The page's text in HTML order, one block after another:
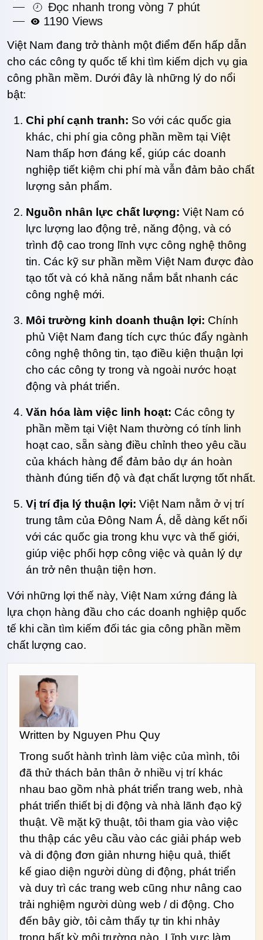
Đọc nhanh trong vòng 7 phút
1190 Views
Việt Nam đang trở thành một điểm đến hấp dẫn
cho các công ty quốc tế khi tìm kiếm dịch vụ gia
công phần mềm. Dưới đây là những lý do nổi
bật:
Chi phí cạnh tranh: So với các quốc gia
khác, chi phí gia công phần mềm tại Việt
Nam thấp hơn đáng kể, giúp các doanh
nghiệp tiết kiệm chi phí mà vẫn đảm bảo chất
lượng sản phẩm.
Nguồn nhân lực chất lượng: Việt Nam có
lực lượng lao động trẻ, năng động, và có
trình độ cao trong lĩnh vực công nghệ thông
tin. Các kỹ sư phần mềm Việt Nam được đào
tạo tốt và có khả năng nắm bắt nhanh các
công nghệ mới.
Môi trường kinh doanh thuận lợi: Chính
phủ Việt Nam đang tích cực thúc đẩy ngành
công nghệ thông tin, tạo điều kiện thuận lợi
cho các công ty trong và ngoài nước hoạt
động và phát triển.
Văn hóa làm việc linh hoạt: Các công ty
phần mềm tại Việt Nam thường có tính linh
hoạt cao, sẵn sàng điều chỉnh theo yêu cầu
của khách hàng để đảm bảo dự án hoàn
thành đúng tiến độ và đạt chất lượng tốt nhất.
Vị trí địa lý thuận lợi: Việt Nam nằm ở vị trí
trung tâm của Đông Nam Á, dễ dàng kết nối
với các quốc gia trong khu vực và thế giới,
giúp việc phối hợp công việc và quản lý dự
án trở nên thuận tiện hơn.
Với những lợi thế này, Việt Nam xứng đáng là
lựa chọn hàng đầu cho các doanh nghiệp quốc
tế khi cần tìm kiếm đối tác gia công phần mềm
chất lượng cao.
Written by Nguyen Phu Quy
Trong suốt hành trình làm việc của mình, tôi
đã thử thách bản thân ở nhiều vị trí khác
nhau bao gồm nhà phát triển trang web, nhà
phát triển thiết bị di động và nhà lãnh đạo kỹ
thuật. Về mặt kỹ thuật, tôi tham gia vào việc
thu thập các yêu cầu vào các giải pháp web
và di động đơn giản nhưng hiệu quả, thiết
kế giao diện người dùng di động, phát triển
và duy trì các trang web cũng như nâng cao
trải nghiệm người dùng web / di động. Cho
đến bây giờ, tôi cảm thấy tự tin khi nhảy
trong bất kỳ môi trường nào. Lĩnh vực làm